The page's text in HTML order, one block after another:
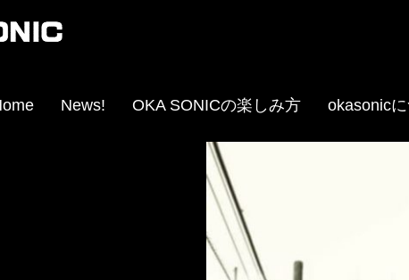
News! OKA SONICの楽しみ方 okasonic
oka.sonic
www.youtube.com/